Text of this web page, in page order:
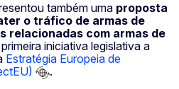
também uma proposta
o tráfico de armas de
relacionadas com armas de
iniciativa legislativa a
Estratégia Europeia de
.